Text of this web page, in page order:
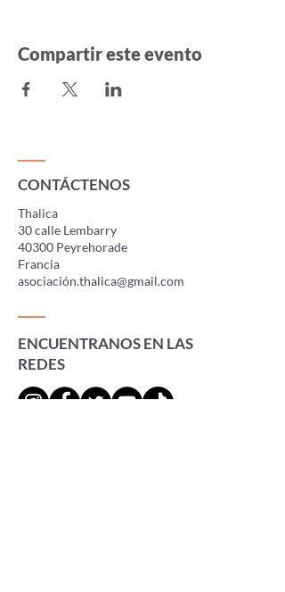
Compartir este evento
CONTÁCTENOS
Thalica
30 calle Lembarry
40300 Peyrehorade
Francia
asociación.thalica@gmail.com
ENCUENTRANOS EN LAS
REDES